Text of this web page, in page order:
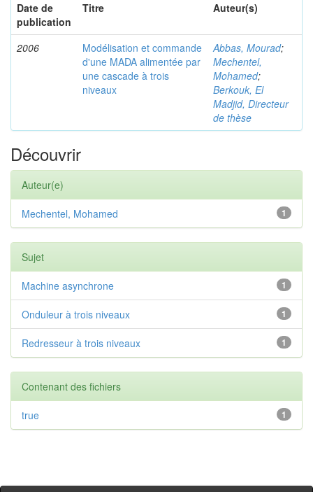
Date de
publication
Titre Auteur(s)
2006
Modélisation et commande
d'une MADA alimentée par
une cascade à trois
niveaux
Abbas, Mourad;
Mechentel,
Mohamed;
Berkouk, El
Madjid, Directeur
de thèse
Découvrir
Auteur(e)
1
Mechentel, Mohamed
Sujet
1
Machine asynchrone
1
Onduleur à trois niveaux
1
Redresseur à trois niveaux
Contenant des fichiers
1
true